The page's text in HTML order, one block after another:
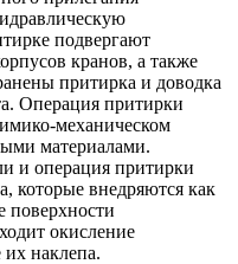
подвергают
кранов, а также
притирка и доводка
Операция притирки
механическом
материалами.
и операция притирки
которые внедряются как
поверхности
окисление
их наклепа.